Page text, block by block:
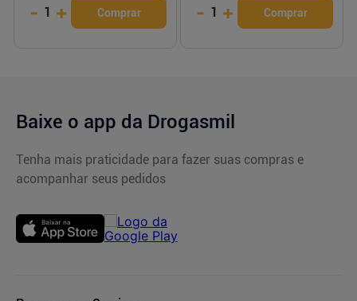
- 1 + Comprar - 1 + Comprar
Baixe o app da Drogasmil
Tenha mais praticidade para fazer suas compras e
acompanhar seus pedidos